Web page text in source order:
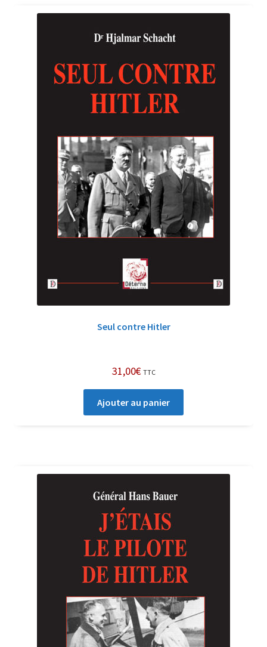
Seul contre Hitler
31,00€ TTC
Ajouter au panier